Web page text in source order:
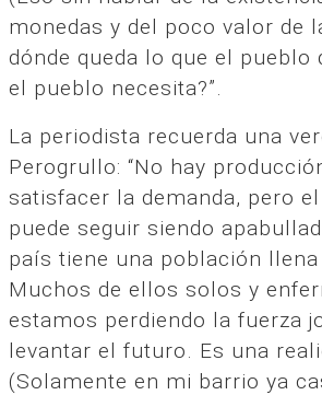
monedas y del poco valor de
dónde queda lo que el pueblo
el pueblo necesita?”.
La periodista recuerda una
Perogrullo: “No hay
satisfacer la demanda, pero
puede seguir siendo
país tiene una población llena
Muchos de ellos solos y
estamos perdiendo la fuerza
levantar el futuro. Es una
(Solamente en mi barrio ya